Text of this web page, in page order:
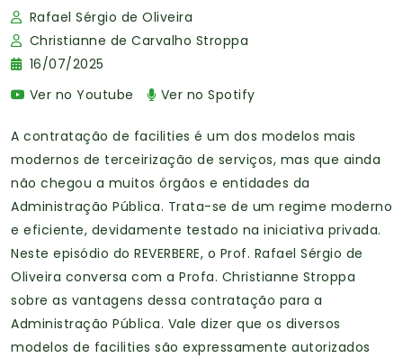
Rafael Sérgio de Oliveira
Christianne de Carvalho Stroppa
16/07/2025
Ver no Youtube
Ver no Spotify
A contratação de facilities é um dos modelos mais
modernos de terceirização de serviços, mas que ainda
não chegou a muitos órgãos e entidades da
Administração Pública. Trata-se de um regime moderno
e eficiente, devidamente testado na iniciativa privada.
Neste episódio do REVERBERE, o Prof. Rafael Sérgio de
Oliveira conversa com a Profa. Christianne Stroppa
sobre as vantagens dessa contratação para a
Administração Pública. Vale dizer que os diversos
modelos de facilities são expressamente autorizados